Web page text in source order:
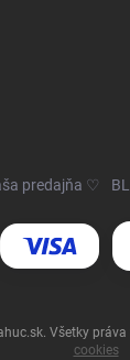
predajňa ♡
. Všetky
cookies